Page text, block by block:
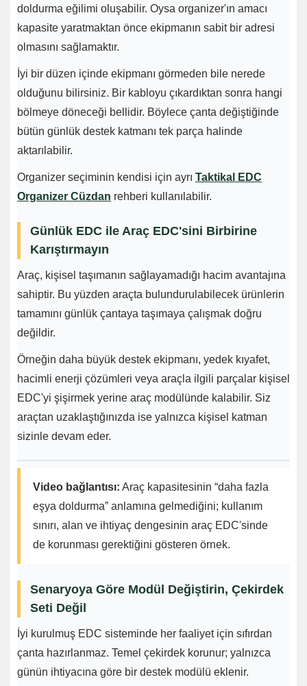
doldurma eğilimi oluşabilir. Oysa organizer'ın amacı
kapasite yaratmaktan önce ekipmanın sabit bir adresi
olmasını sağlamaktır.
İyi bir düzen içinde ekipmanı görmeden bile nerede
olduğunu bilirsiniz. Bir kabloyu çıkardıktan sonra hangi
bölmeye döneceği bellidir. Böylece çanta değiştiğinde
bütün günlük destek katmanı tek parça halinde
aktarılabilir.
Organizer seçiminin kendisi için ayrı Taktikal EDC
Organizer Cüzdan rehberi kullanılabilir.
Günlük EDC ile Araç EDC'sini Birbirine
Karıştırmayın
Araç, kişisel taşımanın sağlayamadığı hacim avantajına
sahiptir. Bu yüzden araçta bulundurulabilecek ürünlerin
tamamını günlük çantaya taşımaya çalışmak doğru
değildir.
Örneğin daha büyük destek ekipmanı, yedek kıyafet,
hacimli enerji çözümleri veya araçla ilgili parçalar kişisel
EDC'yi şişirmek yerine araç modülünde kalabilir. Siz
araçtan uzaklaştığınızda ise yalnızca kişisel katman
sizinle devam eder.
Video bağlantısı: Araç kapasitesinin “daha fazla
eşya doldurma” anlamına gelmediğini; kullanım
sınırı, alan ve ihtiyaç dengesinin araç EDC'sinde
de korunması gerektiğini gösteren örnek.
Senaryoya Göre Modül Değiştirin, Çekirdek
Seti Değil
İyi kurulmuş EDC sisteminde her faaliyet için sıfırdan
çanta hazırlanmaz. Temel çekirdek korunur; yalnızca
günün ihtiyacına göre bir destek modülü eklenir.